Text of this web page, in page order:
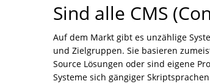
Sind alle CMS
Auf dem Markt gibt es unzählige
und Zielgruppen. Sie basieren
Source Lösungen oder sind eigene
Systeme sich gängiger